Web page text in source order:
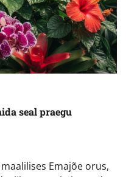
seal praegu
Emajõe orus,